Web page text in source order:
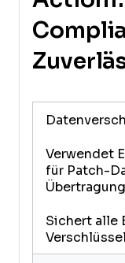
Verwendet
für Patch-
Sichert alle